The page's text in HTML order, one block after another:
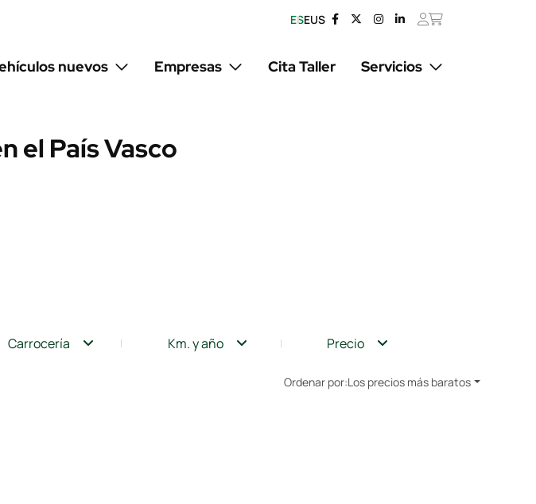
ESEUS
nuevos Empresas Cita Taller Servicios
el País Vasco
Carrocería Km. y año Precio
Ordenar por:Los precios más baratos